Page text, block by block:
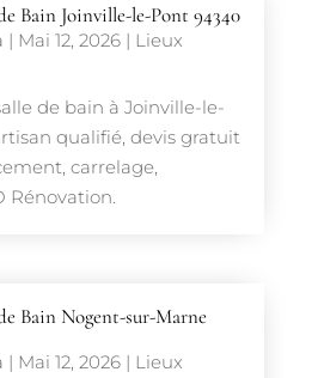
Bain Joinville-le-Pont 94340
| Mai 12, 2026| Lieux
de bain à Joinville-le-
qualifié, devis gratuit
carrelage,
Rénovation.
Bain Nogent-sur-Marne
| Mai 12, 2026| Lieux